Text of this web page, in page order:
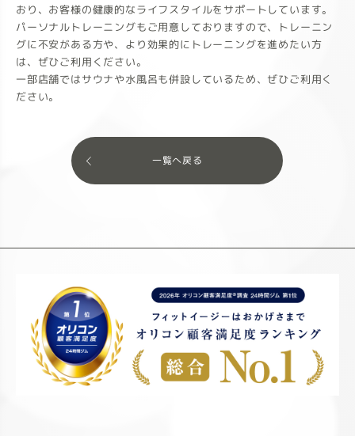
おり、お客様の健康的なライフスタイルをサポートしています。
パーソナルトレーニングもご用意しておりますので、トレーニン
グに不安がある方や、より効果的にトレーニングを進めたい方
は、ぜひご利用ください。
一部店舗ではサウナや水風呂も併設しているため、ぜひご利用く
ださい。
一覧へ戻る